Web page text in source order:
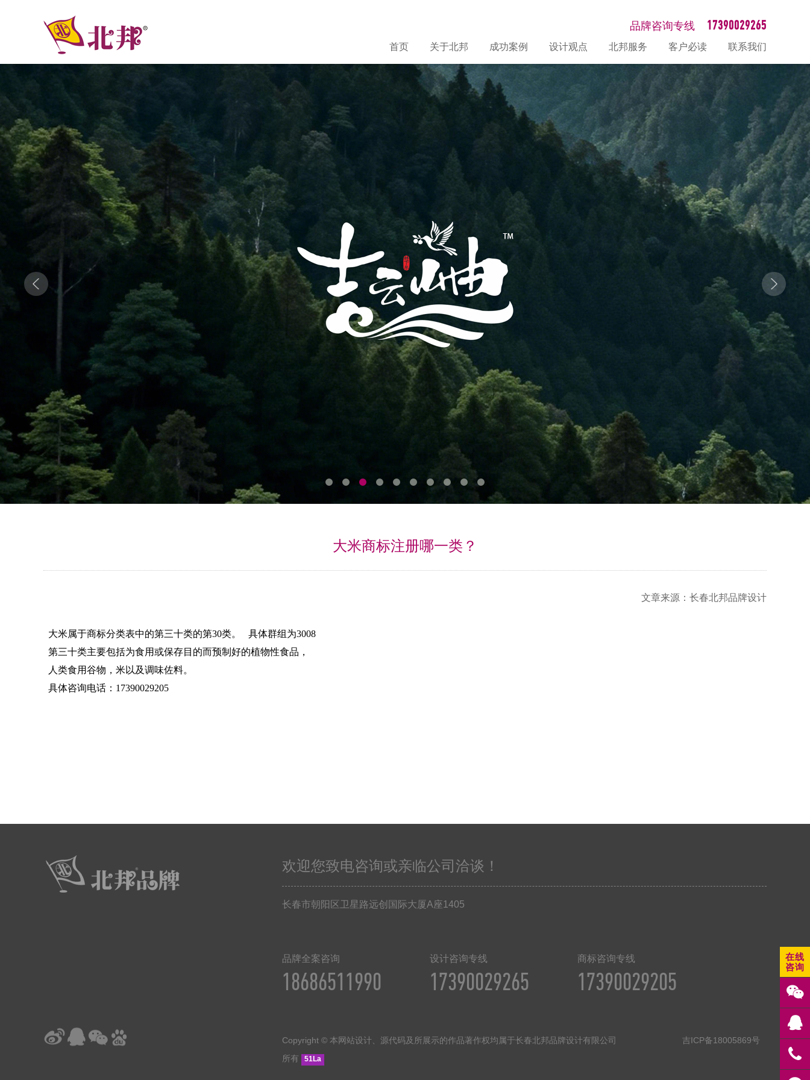
品牌咨询专线 17390029265
首页 关于北邦 成功案例 设计观点 北邦服务 客户必读 联系我们
大米商标注册哪一类？
文章来源：长春北邦品牌设计
大米属于商标分类表中的第三十类的第30类。
具体群组为3008
第三十类主要包括为食用或保存目的而预制好的植物性食品，
人类食用谷物，米以及调味佐料。
具体咨询电话：17390029205
欢迎您致电咨询或亲临公司洽谈！
长春市朝阳区卫星路远创国际大厦A座1405
品牌全案咨询
18686511990
设计咨询专线
17390029265
商标咨询专线
17390029205
Copyright © 本网站设计、源代码及所展示的作品著作权均属于长春北邦品牌设计有限公司
所有
51La
吉ICP备18005869号
在线
咨询